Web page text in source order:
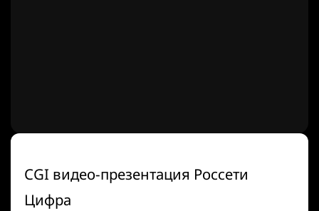
CGI видео-презентация Россети
Цифра